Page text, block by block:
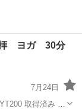
拝 ヨガ 30分
7月24日
取得済み マ